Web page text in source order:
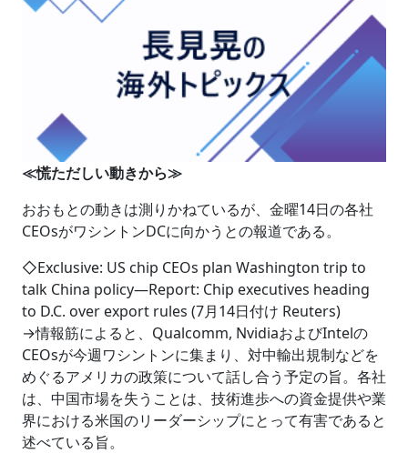
≪慌ただしい動きから≫
おおもとの動きは測りかねているが、金曜14日の各社
CEOsがワシントンDCに向かうとの報道である。
◇Exclusive: US chip CEOs plan Washington trip to
talk China policy―Report: Chip executives heading
to D.C. over export rules (7月14日付け Reuters)
→情報筋によると、Qualcomm, NvidiaおよびIntelの
CEOsが今週ワシントンに集まり、対中輸出規制などを
めぐるアメリカの政策について話し合う予定の旨。各社
は、中国市場を失うことは、技術進歩への資金提供や業
界における米国のリーダーシップにとって有害であると
述べている旨。